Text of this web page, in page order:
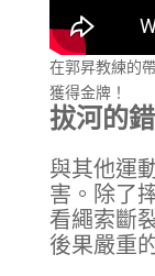
在郭昇教練的
獲得金牌！
拔河的
與其他運
害。除了
看繩索斷
後果嚴重